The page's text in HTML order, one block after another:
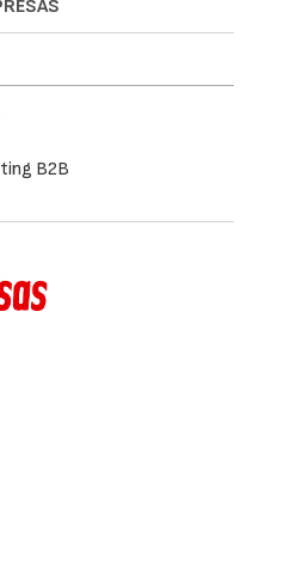
B2B